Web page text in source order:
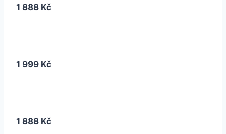
1 888 Kč
1 999 Kč
1 888 Kč